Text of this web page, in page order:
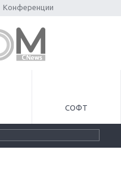
Конференции
СОФТ